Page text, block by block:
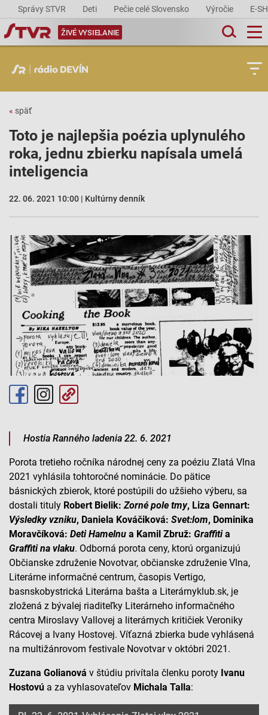
Správy STVR Deti Pečie celé Slovensko Výročie E-
ŽIVÉ VYSIELANIE
« späť
Toto je najlepšia poézia uplynulého
roka, jednu zbierku napísala umelá
inteligencia
22. 06. 2021 10:00 | Kultúrny denník
Hostia Ranného ladenia 22. 6. 2021
Porota tretieho ročníka národnej ceny za poéziu Zlatá Vlna
2021 vyhlásila tohtoročné nominácie. Do pätice
básnických zbierok, ktoré postúpili do užšieho výberu, sa
dostali tituly Robert Bielik:Zorné pole tmy, Liza Gennart:
Výsledky vzniku, Daniela Kováčiková: Svet:lom, Dominika
Moravčíková: Deti Hamelnu a Kamil Zbruž: Graffitia
Graffiti na vlaku. Odborná porota ceny, ktorú organizujú
Občianske združenie Novotvar, občianske združenie Vlna,
Literárne informačné centrum, časopis Vertigo,
basnskobystrická Literárna bašta a Literárnyklub.sk, je
zložená z bývalej riaditeľky Literárneho informačného
centra Miroslavy Vallovej a literárnych kritičiek Veroniky
Rácovej a Ivany Hostovej. Víťazná zbierka bude vyhlásená
na multižánrovom festivale Novotvar v októbri 2021.
Zuzana Golianová v štúdiu privítala členku poroty Ivanu
Hostovú a za vyhlasovateľov Michala Talla: